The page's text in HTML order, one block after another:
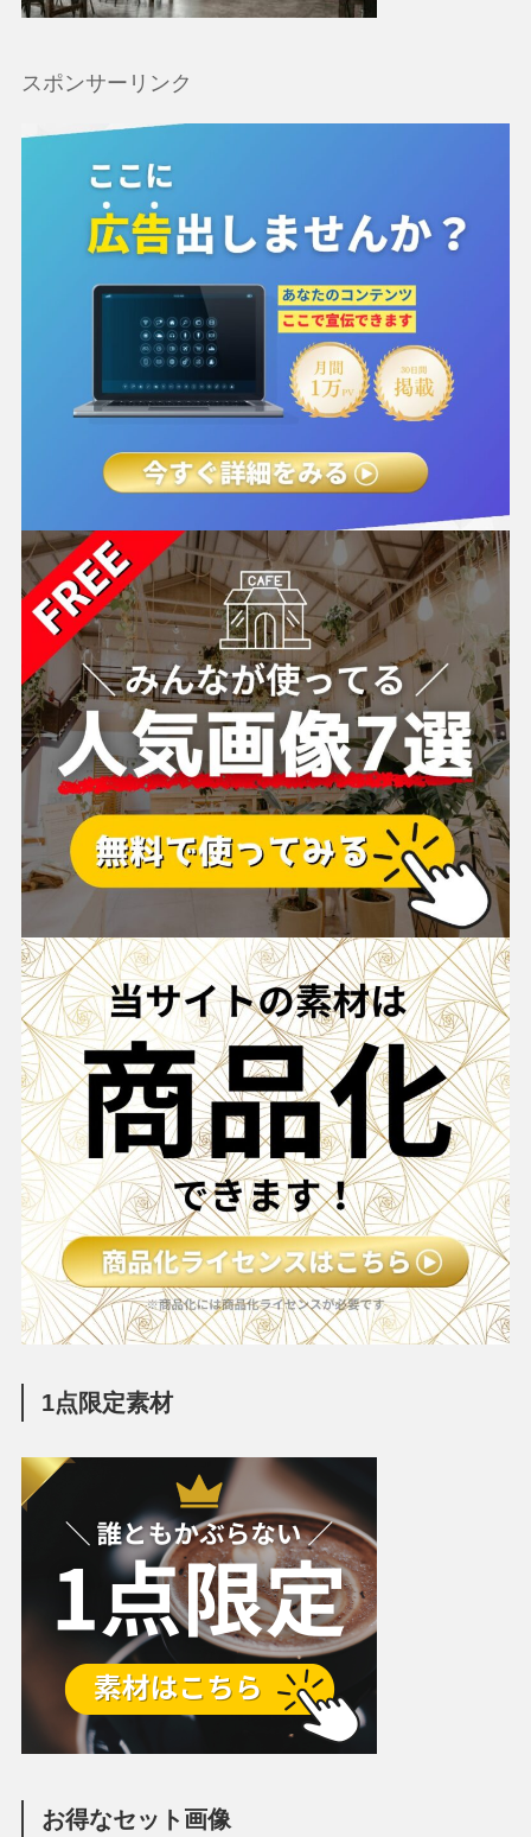
スポンサーリンク
1点限定素材
お得なセット画像